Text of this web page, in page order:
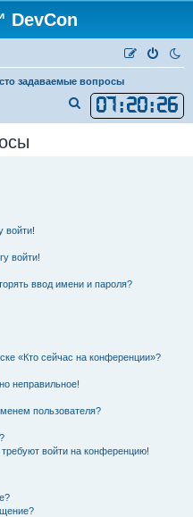
DevCon
задаваемые вопросы
07:20:27
о
войти!
войти!
ввод имени и пароля?
«Кто сейчас на конференции»?
неправильное!
пользователя?
войти на конференцию!